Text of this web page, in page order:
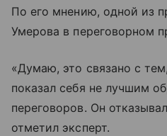
По его мнению, одной из
Умерова в переговорном
«Думаю, это связано с
показал себя не лучшим
переговоров. Он
отметил эксперт.